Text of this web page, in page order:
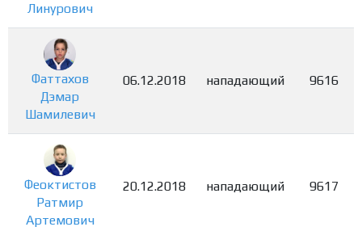
Линурович
Фаттахов
Дэмар
Шамилевич
06.12.2018 нападающий 9616
Феоктистов
Ратмир
Артемович
20.12.2018 нападающий 9617